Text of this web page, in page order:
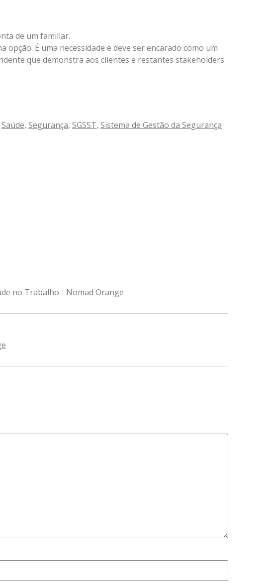
de um familiar.
opção. É uma necessidade e deve ser encarado como um
que demonstra aos clientes e restantes stakeholders
Saúde, Segurança, SGSST, Sistema de Gestão da Segurança
no Trabalho - Nomad Orange